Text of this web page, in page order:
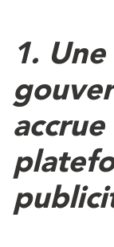
1.